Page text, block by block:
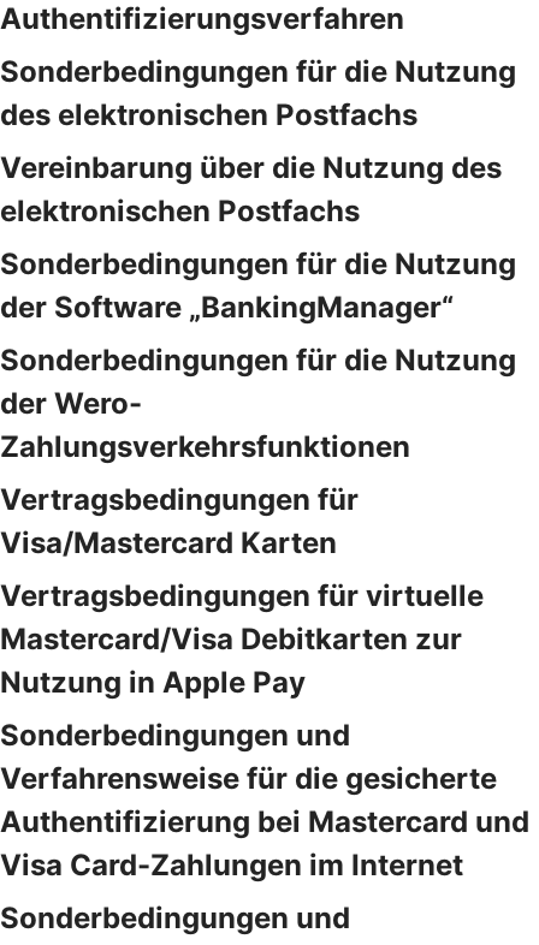
Authentifizierungsverfahren
Sonderbedingungen für die Nutzung
des elektronischen Postfachs
Vereinbarung über die Nutzung des
elektronischen Postfachs
Sonderbedingungen für die Nutzung
der Software „BankingManager“
Sonderbedingungen für die Nutzung
der Wero-
Zahlungsverkehrsfunktionen
Vertragsbedingungen für
Visa/Mastercard Karten
Vertragsbedingungen für virtuelle
Mastercard/Visa Debitkarten zur
Nutzung in Apple Pay
Sonderbedingungen und
Verfahrensweise für die gesicherte
Authentifizierung bei Mastercard und
Visa Card-Zahlungen im Internet
Sonderbedingungen und